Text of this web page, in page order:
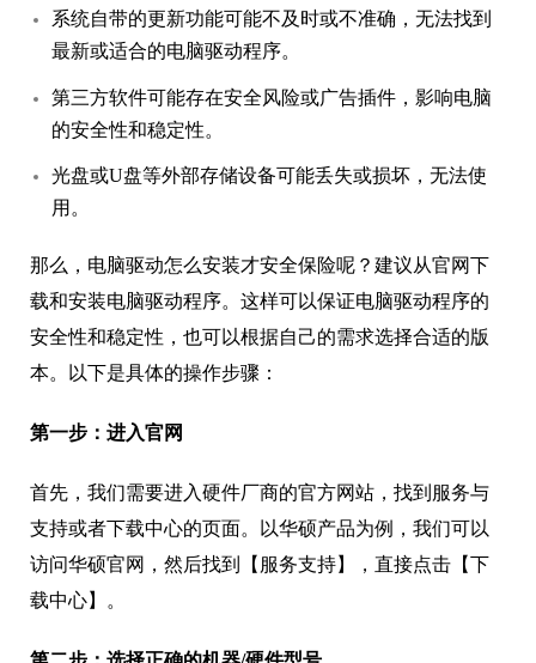
系统自带的更新功能可能不及时或不准确，无法找到
最新或适合的电脑驱动程序。
第三方软件可能存在安全风险或广告插件，影响电脑
的安全性和稳定性。
光盘或U盘等外部存储设备可能丢失或损坏，无法使
用。
那么，电脑驱动怎么安装才安全保险呢？建议从官网下
载和安装电脑驱动程序。这样可以保证电脑驱动程序的
安全性和稳定性，也可以根据自己的需求选择合适的版
本。以下是具体的操作步骤：
第一步：进入官网
首先，我们需要进入硬件厂商的官方网站，找到服务与
支持或者下载中心的页面。以华硕产品为例，我们可以
访问华硕官网，然后找到【服务支持】，直接点击【下
载中心】。